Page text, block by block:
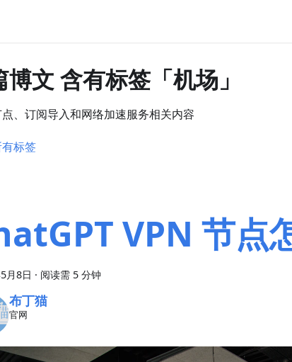
博文 含有标签「机场」
、订阅导入和网络加速服务相关内容
标签
VPN 节点
月8日 · 阅读需 5 分钟
布丁猫
官网